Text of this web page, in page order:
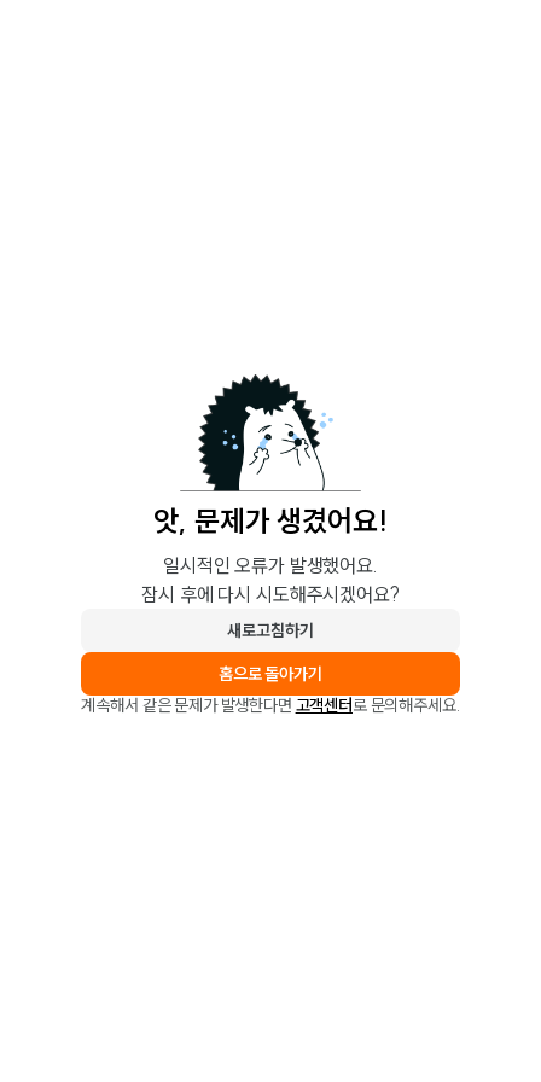
앗, 문제가 생겼어요!
일시적인 오류가 발생했어요.
잠시 후에 다시 시도해주시겠어요?
새로고침하기
홈으로 돌아가기
계속해서 같은 문제가 발생한다면 고객센터로 문의해주세요.